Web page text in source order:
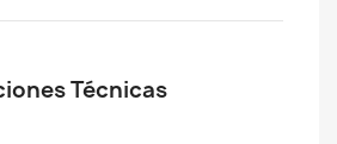
Técnicas